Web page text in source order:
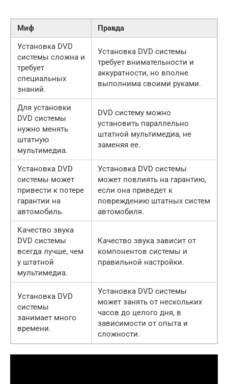
Миф
Правда
Установка DVD
системы сложна и
требует
специальных
знаний.
Установка DVD системы
требует внимательности и
аккуратности, но вполне
выполнима своими руками.
Для установки
DVD системы
нужно менять
штатную
мультимедиа.
DVD систему можно
установить параллельно
штатной мультимедиа, не
заменяя ее.
Установка DVD
системы может
привести к потере
гарантии на
автомобиль.
Установка DVD системы
может повлиять на гарантию,
если она приведет к
повреждению штатных систем
автомобиля.
Качество звука
DVD системы
всегда лучше, чем
у штатной
мультимедиа.
Качество звука зависит от
компонентов системы и
правильной настройки.
Установка DVD
системы
занимает много
времени.
Установка DVD системы
может занять от нескольких
часов до целого дня, в
зависимости от опыта и
сложности.